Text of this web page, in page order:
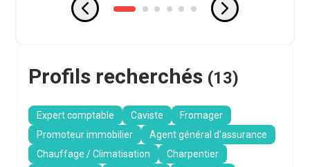
Profils recherchés (13)
Expert comptable Caviste
Fromager
Promoteur immobilier
Agent général d'assurance
Chauffage / Climatisation
Charpentier